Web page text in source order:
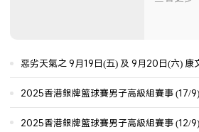
惡劣天氣之 9月19日(五) 及 9月20日(六) 康
排
2025香港銀牌籃球賽男子高級組賽事 (17/9)
2025香港銀牌籃球賽男子高級組賽事 (12/9)